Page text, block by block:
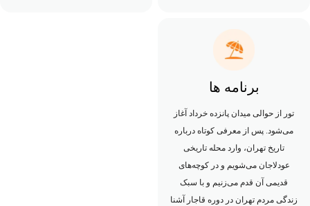
برنامه ها
تور از حوالی میدان پانزده خرداد آغاز
می‌شود. پس از معرفی کوتاه درباره
تاریخ تهران، وارد محله تاریخی
عودلاجان می‌شویم و در کوچه‌های
قدیمی آن قدم می‌زنیم و با سبک
زندگی مردم تهران در دوره قاجار آشنا